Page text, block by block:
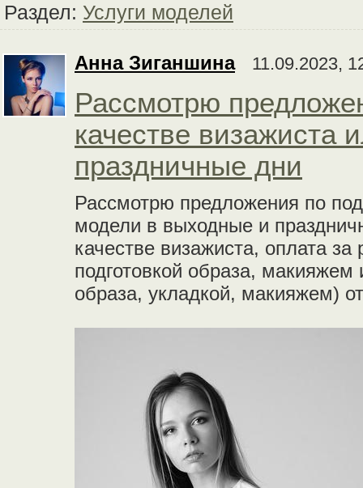
Раздел: Услуги моделей
Анна Зиганшина 11.09.2023,
Рассмотрю
качестве визажиста
праздничные дни
Рассмотрю предложения по
модели в выходные и
качестве визажиста, оплата
подготовкой образа,
образа, укладкой, макияжем)